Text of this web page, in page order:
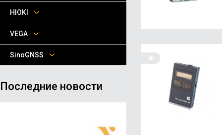
HIOKI
VEGA
SinoGNSS
Последние новости